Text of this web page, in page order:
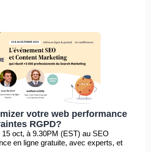
votre web performance
RGPD?
oct, à 9.30PM (EST) au SEO
en ligne gratuite, avec experts, et